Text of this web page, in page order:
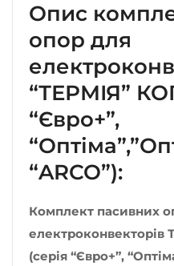
Опис
опор для
“ТЕРМІЯ”
“Євро+”,
“ARCO”):
Комплект пасивних
(серія “Євро+”,